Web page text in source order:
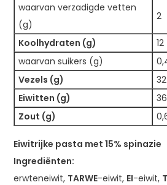
waarvan verzadigde vetten
(g)
2
Koolhydraten (g) 12
waarvan suikers (g)
Vezels (g)
32
Eiwitten (g)
36
Zout (g)
Eiwitrijke pasta met 15% spinazie
Ingrediënten:
erwteneiwit, TARWE-eiwit, EI-eiwit,